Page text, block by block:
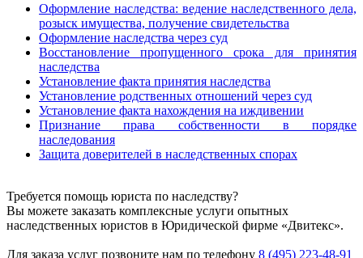
Оформление наследства: ведение наследственного дела,
розыск имущества, получение свидетельства
Оформление наследства через суд
Восстановление пропущенного срока для принятия
наследства
Установление факта принятия наследства
Установление родственных отношений через суд
Установление факта нахождения на иждивении
Признание права собственности в порядке
наследования
Защита доверителей в наследственных спорах
Требуется помощь юриста по наследству?
Вы можете заказать комплексные услуги опытных
наследственных юристов в Юридической фирме «Двитекс».
Для заказа услуг позвоните нам по телефону 8 (495) 223-48-91